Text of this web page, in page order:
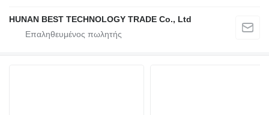
HUNAN BEST TECHNOLOGY TRADE Co., Ltd